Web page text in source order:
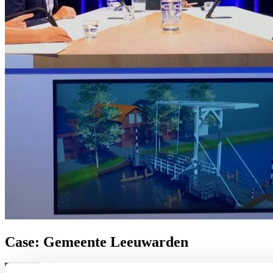
Prinsjesdag
Samenwerken
Sport
Technologie & Innovatie
Toekomst van werk
Trendwatchers
WK & EK Voetbal
Zorg
Case: Gemeente Leeuwarden